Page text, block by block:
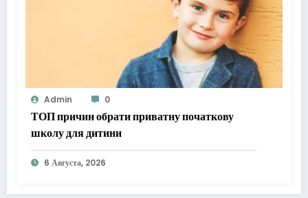
Admin 0
ТОП причин обрати приватну початкову
школу для дитини
6 Августа, 2026